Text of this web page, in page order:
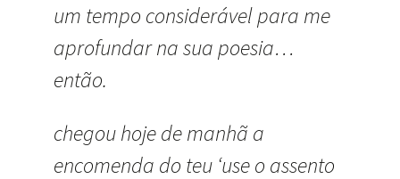
um tempo considerável para me
aprofundar na sua poesia…
então.
chegou hoje de manhã a
encomenda do teu ‘use o assento